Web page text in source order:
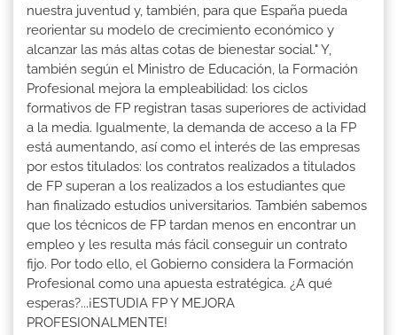
nuestra juventud y, también, para que España pueda
reorientar su modelo de crecimiento económico y
alcanzar las más altas cotas de bienestar social." Y,
también según el Ministro de Educación, la Formación
Profesional mejora la empleabilidad: los ciclos
formativos de FP registran tasas superiores de actividad
a la media. Igualmente, la demanda de acceso a la FP
está aumentando, así como el interés de las empresas
por estos titulados: los contratos realizados a titulados
de FP superan a los realizados a los estudiantes que
han finalizado estudios universitarios. También sabemos
que los técnicos de FP tardan menos en encontrar un
empleo y les resulta más fácil conseguir un contrato
fijo. Por todo ello, el Gobierno considera la Formación
Profesional como una apuesta estratégica. ¿A qué
esperas?...¡ESTUDIA FP Y MEJORA
PROFESIONALMENTE!